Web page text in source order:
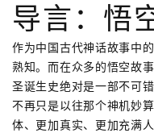
导言：悟
作为中国古代神话故事中
熟知。而在众多的悟空故
圣诞生史绝对是一部不可
不再只是以往那个神机妙
体、更加真实、更加充满